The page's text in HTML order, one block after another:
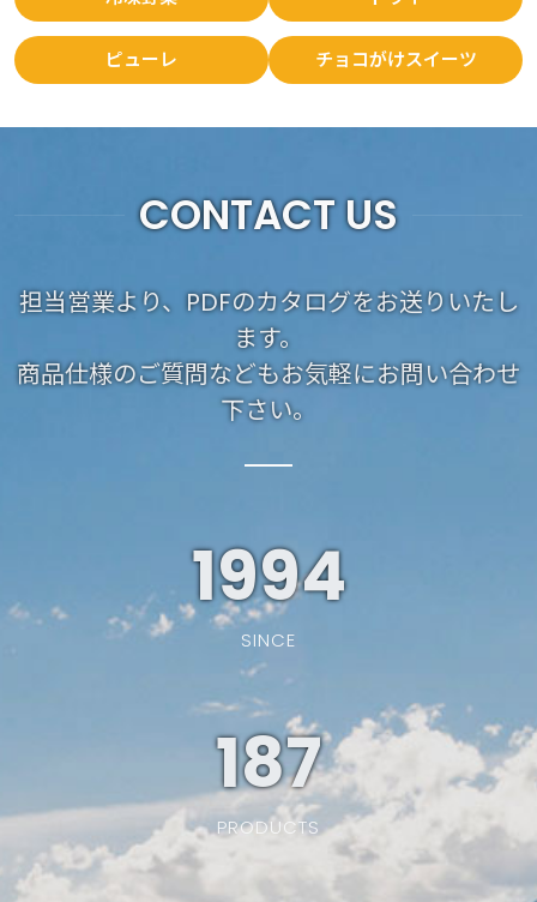
ピューレ チョコがけスイーツ
CONTACT US
担当営業より、PDFのカタログをお送りいたし
ます。
商品仕様のご質問などもお気軽にお問い合わせ
下さい。
1994
SINCE
187
PRODUCTS